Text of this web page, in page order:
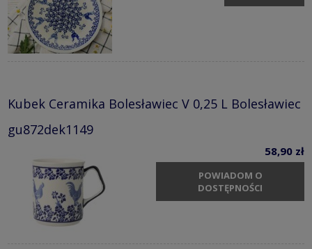
Kubek Ceramika Bolesławiec V 0,25 L Bolesławiec
gu872dek1149
58,90 zł
POWIADOM O
DOSTĘPNOŚCI